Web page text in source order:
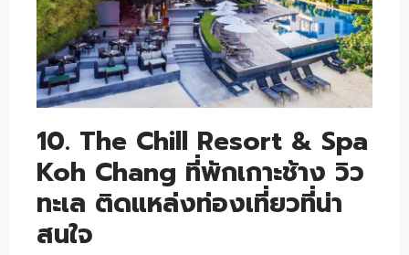
10. The Chill Resort & Spa
Koh Chang ที่พักเกาะช้าง วิว
ทะเล ติดแหล่งท่องเที่ยวที่น่า
สนใจ